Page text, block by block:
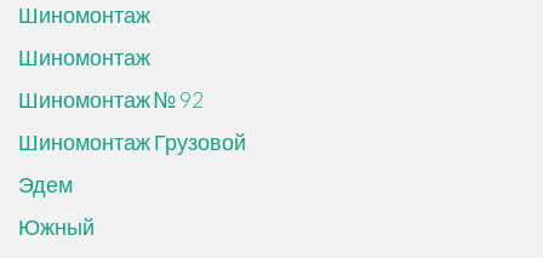
Шиномонтаж
Шиномонтаж
Шиномонтаж № 92
Шиномонтаж Грузовой
Эдем
Южный